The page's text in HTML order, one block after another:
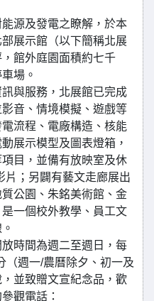
源及發電之瞭解，於本
展示館（以下簡稱北展
館外庭園面積約七千
場。
與服務，北展館已完成
音、情境模擬、遊戲等
流程、電廠構造、核能
展示模型及圖表燈箱，
目，並備有放映室及休
片；另闢有藝文走廊展出
公園、朱銘美術館、金
一個校外教學、員工文
時間為週二至週日，每
（週一/農曆除夕、初一及
並致贈文宣紀念品，歡
觀電話：